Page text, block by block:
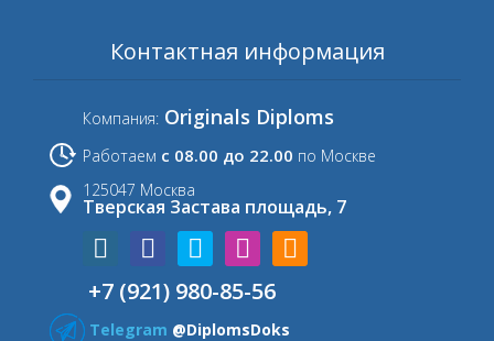
Контактная информация
Компания: Originals Diploms
Работаем с 08.00 до 22.00 по Москве
125047 Москва
Тверская Застава площадь, 7
+7 (921) 980-85-56
Telegram @DiplomsDoks